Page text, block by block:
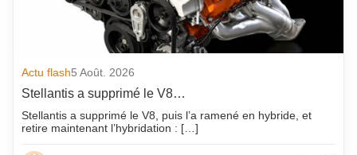
Actu flash5 Août. 2026
Stellantis a supprimé le V8…
Stellantis a supprimé le V8, puis l’a ramené en hybride, et
retire maintenant l’hybridation : […]